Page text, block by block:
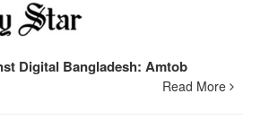
Digital Bangladesh: Amtob
Read More